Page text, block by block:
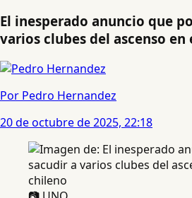
El inesperado anuncio que
varios clubes del ascenso
Por Pedro Hernandez
20 de octubre de 2025, 22:18